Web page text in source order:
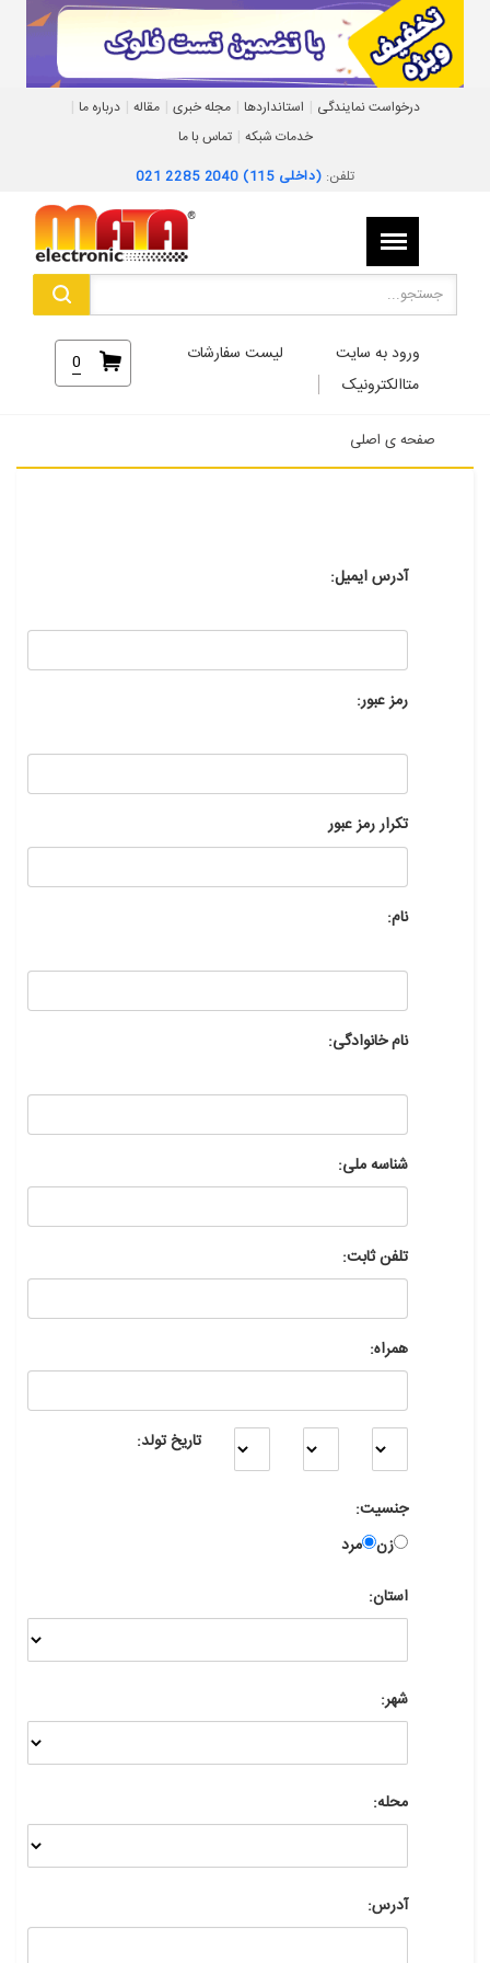
درخواست نمایندگی | استانداردها | مجله خبری | مقاله | درباره ما |
خدمات شبکه | تماس با ما
تلفن: 021 2285 2040 (داخلی 115)
ورود به سایت
متاالکترونیک
لیست سفارشات 0
صفحه ی اصلی
آدرس ایمیل:
رمز عبور:
تکرار رمز عبور
نام:
نام خانوادگی:
شناسه ملی:
تلفن ثابت:
همراه:
تاریخ تولد:
جنسیت:
زن مرد
استان:
شهر:
محله:
آدرس: